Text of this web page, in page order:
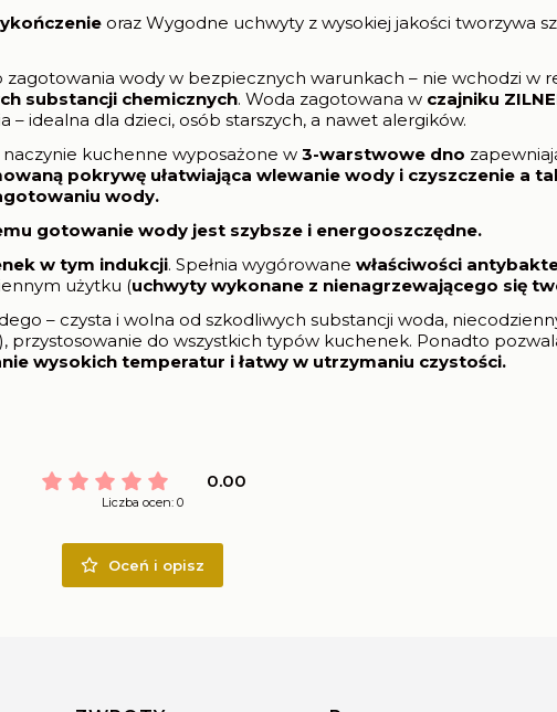
oraz Wygodne uchwyty z wysokiej jakości tworzywa
zagotowania wody w bezpiecznych warunkach – nie wchodzi w
substancji chemicznych. Woda zagotowana wczajniku
idealna dla dzieci, osób starszych, a nawet alergików.
kuchenne wyposażone w3-warstwowe dno
pokrywę ułatwiająca wlewanie wody i czyszczenie a
wody.
gotowanie wody jest szybsze i energooszczędne.
w tym indukcji. Spełnia wygórowane właściwości
użytku (uchwyty wykonane z nienagrzewającego się
– czysta i wolna od szkodliwych substancji woda,
przystosowanie do wszystkich typów kuchenek. Ponadto
wysokich temperatur i łatwy w utrzymaniu czystości.
0.00
Liczba ocen: 0
Oceń i opisz